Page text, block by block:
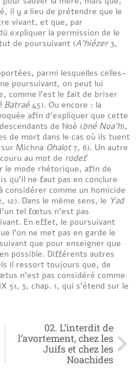
il y a lieu de prétendre que le
vivant, et que, par
expliquer la permission de le
de poursuivant (A’hiézer 3,
parmi lesquelles celles-
poursuivant, on peut lui
comme l’est le fait de briser
Batraé45). Ou encore : la
afin d’expliquer que cette
de Noé (bné Noa’h),
de mort dans le cas où ils tuent
Michna Ohalot7, 6). Un autre
au mot de rodef
le mode rhétorique, afin de
qu’il ne faut pas en conclure
comme un homicide
12). Dans le même sens, le Yad
tel fœtus n’est pas
En effet, le poursuivant
l’on ne met pas en garde le
que pour enseigner que
possible. Différents autres
il ressort toujours que, de
n’est pas considéré comme
51, 3, chap. 1, qui s’étend sur le
02. L’interdit de
l’avortement, chez les
Juifs et chez les
Noachides